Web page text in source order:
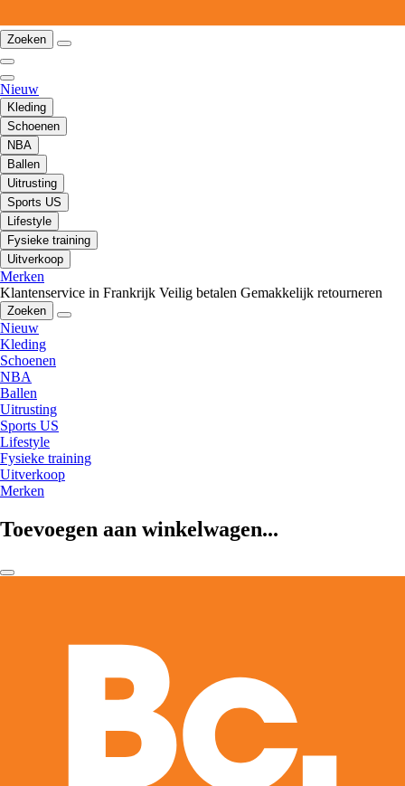
Zoeken
Nieuw
Kleding
Schoenen
NBA
Ballen
Uitrusting
Sports US
Lifestyle
Fysieke training
Uitverkoop
Merken
Klantenservice in Frankrijk Veilig betalen Gemakkelijk retourneren
Zoeken
Nieuw
Kleding
Schoenen
NBA
Ballen
Uitrusting
Sports US
Lifestyle
Fysieke training
Uitverkoop
Merken
Toevoegen aan winkelwagen...